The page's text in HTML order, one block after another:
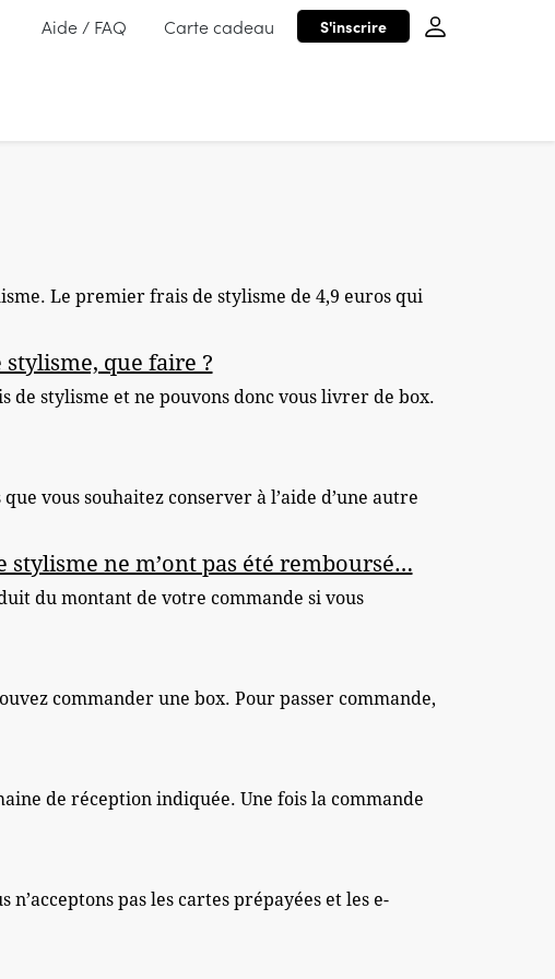
Aide / FAQ Carte cadeau S'inscrire
Le premier frais de stylisme de 4,9 euros qui
que faire ?
de stylisme et ne pouvons donc vous livrer de box.
vous souhaitez conserver à l’aide d’une autre
stylisme ne m’ont pas été remboursé…
du montant de votre commande si vous
commander une box. Pour passer commande,
de réception indiquée. Une fois la commande
pas les cartes prépayées et les e-